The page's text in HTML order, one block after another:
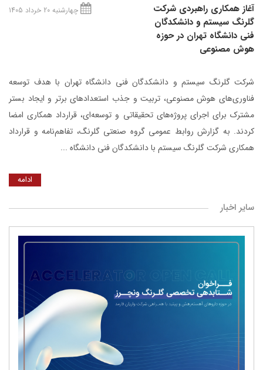
آغاز همکاری راهبردی شرکت
گلرنگ‌ سیستم و دانشکدگان
فنی دانشگاه تهران در حوزه
هوش مصنوعی
چهارشنبه 20 خرداد 1405
شرکت گلرنگ ‌سیستم و دانشکدگان فنی دانشگاه تهران با هدف توسعه
فناوری‌های هوش مصنوعی، تربیت و جذب استعدادهای برتر و ایجاد بستر
مشترک برای اجرای پروژه‌های تحقیقاتی و توسعه‌ای، قرارداد همکاری امضا
کردند. به گزارش روابط عمومی گروه صنعتی گلرنگ، تفاهم‌نامه و قرارداد
همکاری شرکت گلرنگ سیستم با دانشکدگان فنی دانشگاه ...
ادامه
سایر اخبار